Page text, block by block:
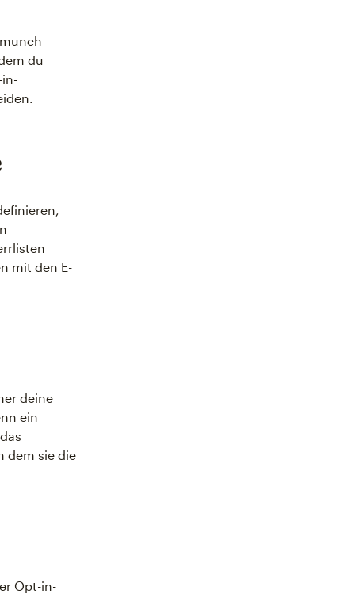
du
mit den E-
deine
ein
dem sie die
Opt-in-